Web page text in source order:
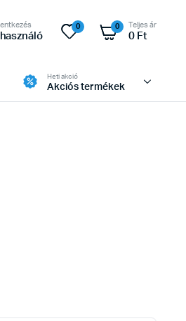
0 0 Teljes ár
0 Ft
Heti akció
Akciós termékek